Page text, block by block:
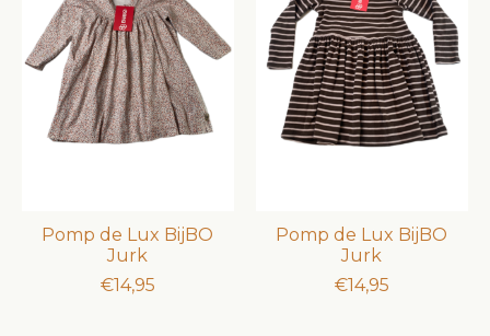
Pomp de Lux BijBO
Jurk
€14,95
Pomp de Lux BijBO
Jurk
€14,95